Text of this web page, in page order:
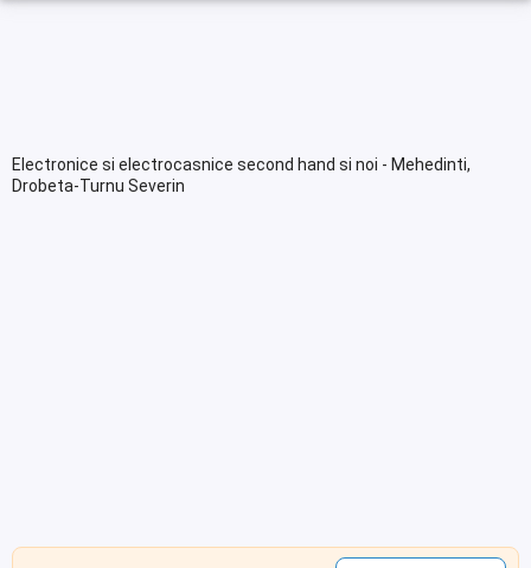
Electronice si electrocasnice second hand si noi - Mehedinti,
Drobeta-Turnu Severin